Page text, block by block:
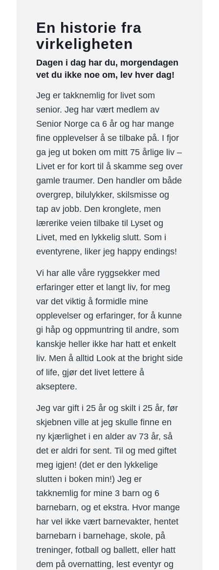
En historie fra
virkeligheten
Dagen i dag har du, morgendagen
vet du ikke noe om, lev hver dag!
Jeg er takknemlig for livet som
senior. Jeg har vært medlem av
Senior Norge ca 6 år og har mange
fine opplevelser å se tilbake på. I fjor
ga jeg ut boken om mitt 75 årlige liv –
Livet er for kort til å skamme seg over
gamle traumer. Den handler om både
overgrep, bilulykker, skilsmisse og
tap av jobb. Den kronglete, men
lærerike veien tilbake til Lyset og
Livet, med en lykkelig slutt. Som i
eventyrene, liker jeg happy endings!
Vi har alle våre ryggsekker med
erfaringer etter et langt liv, for meg
var det viktig å formidle mine
opplevelser og erfaringer, for å kunne
gi håp og oppmuntring til andre, som
kanskje heller ikke har hatt et enkelt
liv. Men å alltid Look at the bright side
of life, gjør det livet lettere å
akseptere.
Jeg var gift i 25 år og skilt i 25 år, før
skjebnen ville at jeg skulle finne en
ny kjærlighet i en alder av 73 år, så
det er aldri for sent. Til og med giftet
meg igjen! (det er den lykkelige
slutten i boken min!) Jeg er
takknemlig for mine 3 barn og 6
barnebarn, og et ekstra. Hvor mange
har vel ikke vært barnevakter, hentet
barnebarn i barnehage, skole, på
treninger, fotball og ballett, eller hatt
dem på overnatting, lest eventyr og